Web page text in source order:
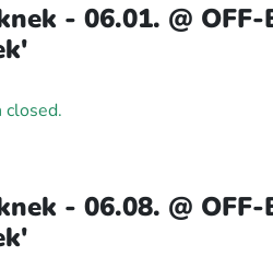
- 06.01. @
closed.
- 06.08. @